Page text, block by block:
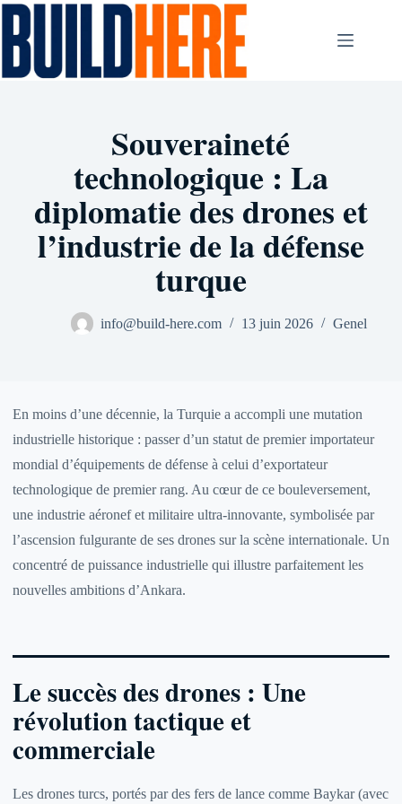
Passer
contenu
Souveraineté
technologique : La
diplomatie des drones et
l’industrie de la défense
turque
info@build-here.com 13 juin 2026 Genel
En moins d’une décennie, la Turquie a accompli une mutation
industrielle historique : passer d’un statut de premier importateur
mondial d’équipements de défense à celui d’exportateur
technologique de premier rang. Au cœur de ce bouleversement,
une industrie aéronef et militaire ultra-innovante, symbolisée par
l’ascension fulgurante de ses drones sur la scène internationale. Un
concentré de puissance industrielle qui illustre parfaitement les
nouvelles ambitions d’Ankara.
Le succès des drones : Une
révolution tactique et
commerciale
Les drones turcs, portés par des fers de lance comme Baykar (avec